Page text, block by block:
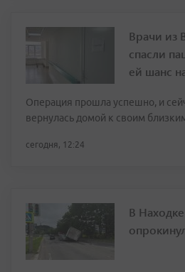
Врачи из
спасли
ей шанс
Операция прошла успешно, и
вернулась домой к своим
сегодня, 12:24
В